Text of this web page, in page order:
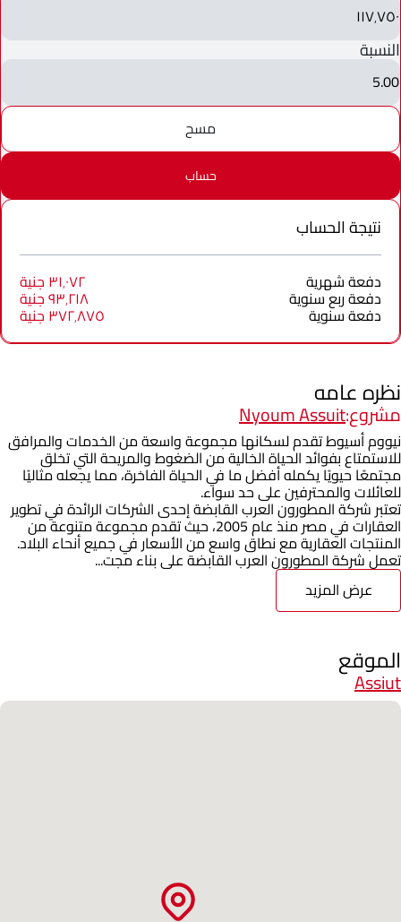
١١٧٬٧٥٠
النسبة
5.00
مسح
حساب
نتيجة الحساب
دفعة شهرية ٣١٬٠٧٢ جنية
دفعة ربع سنوية ٩٣٬٢١٨ جنية
دفعة سنوية ٣٧٢٬٨٧٥ جنية
نظره عامه
مشروع:Nyoum Assuit
نيووم أسيوط تقدم لسكانها مجموعة واسعة من الخدمات والمرافق
للاستمتاع بفوائد الحياة الخالية من الضغوط والمريحة التي تخلق
مجتمعًا حيويًا يكمله أفضل ما في الحياة الفاخرة، مما يجعله مثاليًا
للعائلات والمحترفين على حد سواء.
تعتبر شركة المطورون العرب القابضة إحدى الشركات الرائدة في تطوير
العقارات في مصر منذ عام 2005، حيث تقدم مجموعة متنوعة من
المنتجات العقارية مع نطاق واسع من الأسعار في جميع أنحاء البلاد.
تعمل شركة المطورون العرب القابضة على بناء مجت...
عرض المزيد
الموقع
Assiut